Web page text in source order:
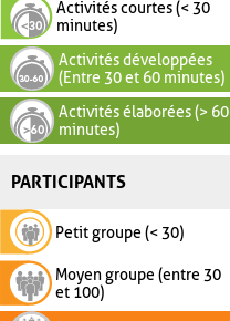
Activités courtes (< 30
minutes)
Activités développées
(Entre 30 et 60 minutes)
Activités élaborées (> 60
minutes)
PARTICIPANTS
Petit groupe (< 30)
Moyen groupe (entre 30
et 100)